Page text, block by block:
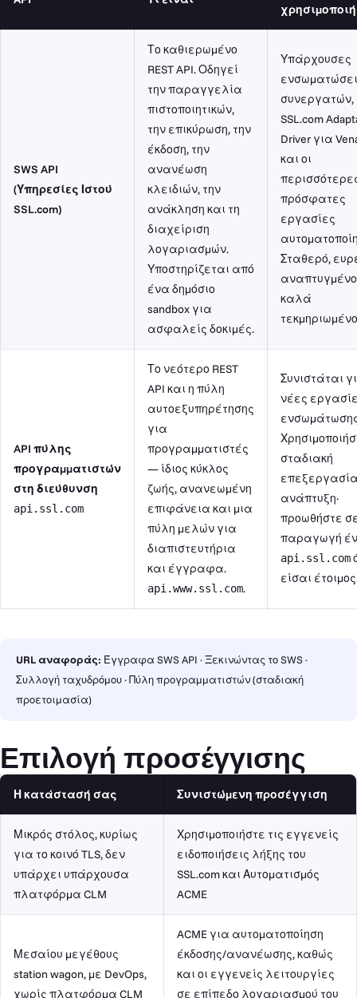
SWS API
(Υπηρεσίες Ιστού
SSL.com)
Το καθιερωμένο
REST API. Οδηγεί
την παραγγελία
πιστοποιητικών,
την επικύρωση, την
έκδοση, την
ανανέωση
κλειδιών, την
ανάκληση και τη
διαχείριση
λογαριασμών.
Υποστηρίζεται από
ένα δημόσιο
sandbox για
ασφαλείς δοκιμές.
Υπάρχουσες
συνεργατών,
SSL.com
Driver για
και οι
πρόσφατες
εργασίες
Σταθερό,
καλά
API πύλης
προγραμματιστών
στη διεύθυνση
api.ssl.com
Το νεότερο REST
API και η πύλη
αυτοεξυπηρέτησης
για
προγραμματιστές
— ίδιος κύκλος
ζωής, ανανεωμένη
επιφάνεια και μια
πύλη μελών για
διαπιστευτήρια
και έγγραφα.
api.www.ssl.com.
Συνιστάται
νέες
σταδιακή
ανάπτυξη·
προωθήστε
παραγωγή
api.ssl.com
είσαι
URL αναφοράς: Έγγραφα SWS API ·Ξεκινώντας το SWS·
Συλλογή ταχυδρόμου·Πύλη προγραμματιστών (σταδιακή
προετοιμασία)
Επιλογή προσέγγισης
Η κατάστασή σας Συνιστώμενη προσέγγιση
Μικρός στόλος, κυρίως
για το κοινό TLS, δεν
υπάρχει υπάρχουσα
πλατφόρμα CLM
Χρησιμοποιήστε τις εγγενείς
ειδοποιήσεις λήξης του
SSL.com και Αυτοματισμός
ACME
Μεσαίου μεγέθους
station wagon, με DevOps,
χωρίς πλατφόρμα CLM
ACME για αυτοματοποίηση
έκδοσης/ανανέωσης, καθώς
και οι εγγενείς λειτουργίες
σε επίπεδο λογαριασμού του